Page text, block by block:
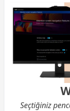
Seçtiğiniz